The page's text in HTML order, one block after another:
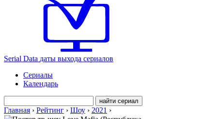
Serial Data даты выхода сериалов
Сериалы
Календарь
Главная › Рейтинг › Шоу › 2021 ›